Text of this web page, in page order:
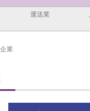
運送業
業